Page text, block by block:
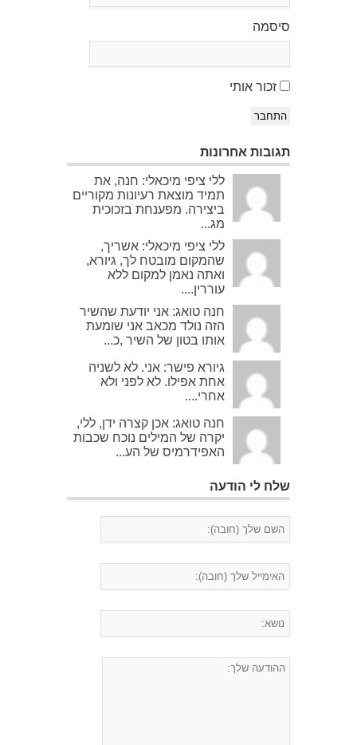
סיסמה
זכור אותי
התחבר
תגובות אחרונות
ללי ציפי מיכאלי: חנה, את
תמיד מוצאת רעיונות מקוריים
ביצירה. מפענחת בזכוכית
מג...
ללי ציפי מיכאלי: אשריך,
שהמקום מובטח לך, גיורא,
ואתה נאמן למקום ללא
עוררין....
חנה טואג: אני יודעת שהשיר
הזה נולד מכאב אני שומעת
אותו בטון של השיר ,כ...
גיורא פישר: אני. לא לשניה
אחת אפילו. לא לפני ולא
אחרי....
חנה טואג: אכן קצרה ידן, ללי,
יקרה של המילים נוכח שכבות
האפידרמיס של הע...
שלח לי הודעה